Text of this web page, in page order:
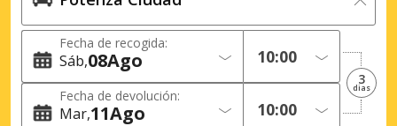
Fecha de recogida:
Sáb 08Ago
Fecha de devolución:
Mar 11Ago
3
dias